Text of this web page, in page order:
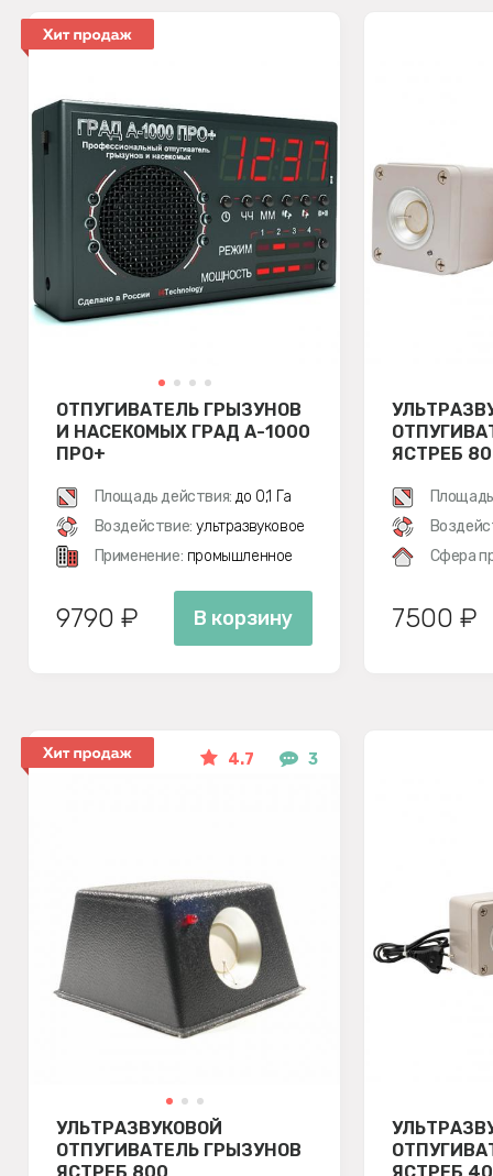
ОТПУГИВАТЕЛЬ ГРЫЗУНОВ
И НАСЕКОМЫХ ГРАД А-1000
ПРО+
Площадь действия: до 0,1 Га
Воздействие: ультразвуковое
Применение: промышленное
9790 ₽ В корзину
ЯСТРЕБ
Сфера
7500 ₽
4.7 3
УЛЬТРАЗВУКОВОЙ
ОТПУГИВАТЕЛЬ ГРЫЗУНОВ